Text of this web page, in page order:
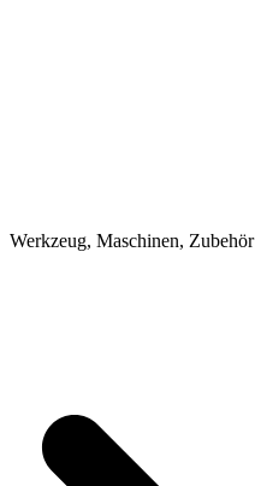
Werkzeug, Maschinen, Zubehör